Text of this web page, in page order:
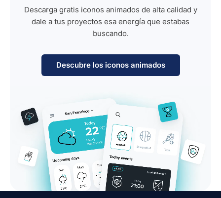
Descarga gratis iconos animados de alta calidad y
dale a tus proyectos esa energía que estabas
buscando.
Descubre los iconos animados